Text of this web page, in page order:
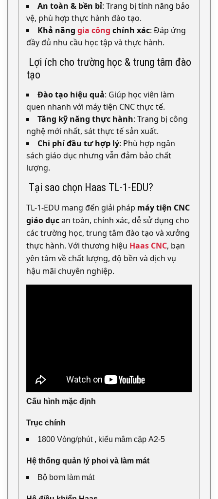
An toàn & bền bỉ: Trang bị tính năng bảo
vệ, phù hợp thực hành đào tạo.
Khả năng gia công chính xác: Đáp ứng
đầy đủ nhu cầu học tập và thực hành.
Lợi ích cho trường học & trung tâm đào
tạo
Đào tạo hiệu quả: Giúp học viên làm
quen nhanh với máy tiện CNC thực tế.
Tăng kỹ năng thực hành: Trang bị công
nghệ mới nhất, sát thực tế sản xuất.
Chi phí đầu tư hợp lý: Phù hợp ngân
sách giáo dục nhưng vẫn đảm bảo chất
lượng.
Tại sao chọn Haas TL-1-EDU?
TL-1-EDU mang đến giải pháp máy tiện CNC
giáo dụcan toàn, chính xác, dễ sử dụng cho
các trường học, trung tâm đào tạo và xưởng
thực hành. Với thương hiệu Haas CNC, bạn
yên tâm về chất lượng, độ bền và dịch vụ
hậu mãi chuyên nghiệp.
Cấu hình mặc định
Trục chính
1800 Vòng/phút , kiểu mâm cặp A2-5
Hệ thống quản lý phoi và làm mát
Bộ bơm làm mát